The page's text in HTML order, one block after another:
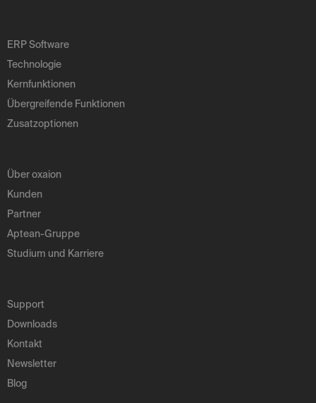
ERP Software
Technologie
Kernfunktionen
Übergreifende Funktionen
Zusatzoptionen
Über oxaion
Kunden
Partner
Aptean-Gruppe
Studium und Karriere
Support
Downloads
Kontakt
Newsletter
Blog